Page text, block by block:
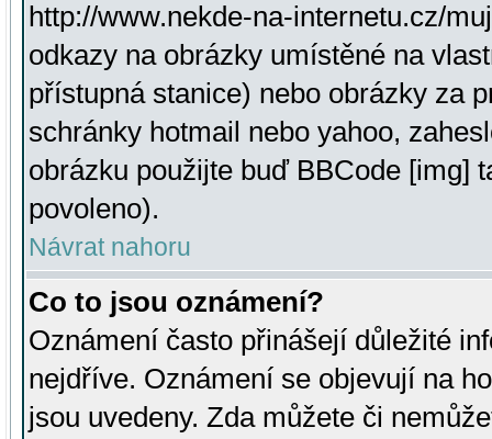
http://www.nekde-na-internetu.cz/
odkazy na obrázky umístěné na
přístupná stanice) nebo obrázky za
schránky hotmail nebo yahoo,
obrázku použijte buď BBCode [img]
povoleno).
Návrat nahoru
Co to jsou oznámení?
Oznámení často přinášejí důležité
nejdříve. Oznámení se objevují na
jsou uvedeny. Zda můžete či